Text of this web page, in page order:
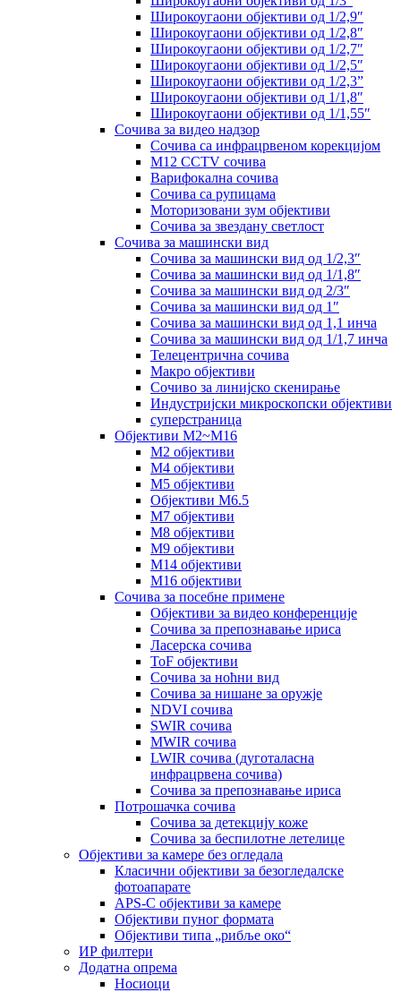
Широкоугаони објективи од 1/2,9″
Широкоугаони објективи од 1/2,8″
Широкоугаони објективи од 1/2,7″
Широкоугаони објективи од 1/2,5″
Широкоугаони објективи од 1/2,3”
Широкоугаони објективи од 1/1,8″
Широкоугаони објективи од 1/1,55″
Сочива за видео надзор
Сочива са инфрацрвеном корекцијом
M12 CCTV сочива
Варифокална сочива
Сочива са рупицама
Моторизовани зум објективи
Сочива за звездану светлост
Сочива за машински вид
Сочива за машински вид од 1/2,3″
Сочива за машински вид од 1/1,8″
Сочива за машински вид од 2/3″
Сочива за машински вид од 1″
Сочива за машински вид од 1,1 инча
Сочива за машински вид од 1/1,7 инча
Телецентрична сочива
Макро објективи
Сочиво за линијско скенирање
Индустријски микроскопски објективи
суперстраница
Објективи M2~M16
М2 објективи
М4 објективи
М5 објективи
Објективи M6.5
М7 објективи
M8 објективи
M9 објективи
М14 објективи
M16 објективи
Сочива за посебне примене
Објективи за видео конференције
Сочива за препознавање ириса
Ласерска сочива
ToF објективи
Сочива за ноћни вид
Сочива за нишане за оружје
NDVI сочива
SWIR сочива
MWIR сочива
LWIR сочива (дуготаласна
инфрацрвена сочива)
Сочива за препознавање ириса
Потрошачка сочива
Сочива за детекцију коже
Сочива за беспилотне летелице
Објективи за камере без огледала
Класични објективи за безогледалске
фотоапарате
APS-C објективи за камере
Објективи пуног формата
Објективи типа „рибље око“
ИР филтери
Додатна опрема
Носиоци